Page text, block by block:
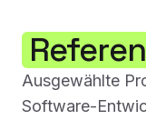
Ausgewählte
Software-